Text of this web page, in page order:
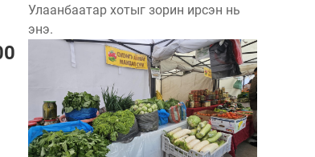
Улаанбаатар хотыг зорин ирсэн нь
энэ.